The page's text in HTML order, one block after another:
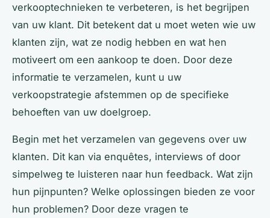
verkooptechnieken te verbeteren, is het begrijpen
van uw klant. Dit betekent dat u moet weten wie uw
klanten zijn, wat ze nodig hebben en wat hen
motiveert om een aankoop te doen. Door deze
informatie te verzamelen, kunt u uw
verkoopstrategie afstemmen op de specifieke
behoeften van uw doelgroep.
Begin met het verzamelen van gegevens over uw
klanten. Dit kan via enquêtes, interviews of door
simpelweg te luisteren naar hun feedback. Wat zijn
hun pijnpunten? Welke oplossingen bieden ze voor
hun problemen? Door deze vragen te